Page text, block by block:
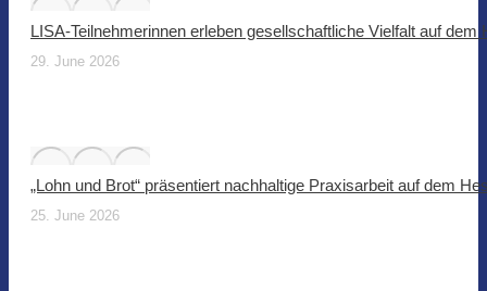
LISA-Teilnehmerinnen erleben gesellschaftliche Vielfalt auf dem
29. June 2026
„Lohn und Brot“ präsentiert nachhaltige Praxisarbeit auf dem
25. June 2026